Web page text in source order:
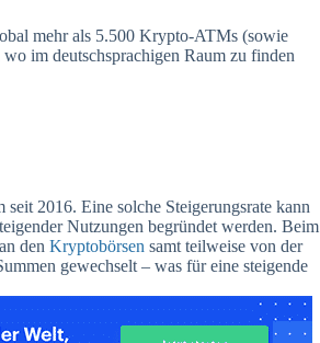
mehr als 5.500 Krypto-ATMs (sowie
im deutschsprachigen Raum zu finden
2016. Eine solche Steigerungsrate kann
Nutzungen begründet werden. Beim
den Kryptobörsen samt teilweise von der
gewechselt – was für eine steigende